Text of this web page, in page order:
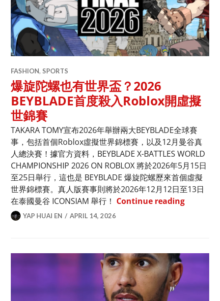
FASHION, SPORTS
爆旋陀螺也有世界盃？2026
BEYBLADE首度殺入Roblox開虛擬
世錦賽
TAKARA TOMY宣布2026年舉辦兩大BEYBLADE全球賽
事，包括首個Roblox虛擬世界錦標賽，以及12月曼谷真
人總決賽！據官方資料，BEYBLADE X-BATTLES WORLD
CHAMPIONSHIP 2026 ON ROBLOX 將於2026年5月15日
至25日舉行，這也是 BEYBLADE 爆旋陀螺歷來首個虛擬
世界錦標賽。真人版賽事則將於2026年12月12日至13日
在泰國曼谷 ICONSIAM 舉行！ Continue reading爆旋陀螺
YAP HUAI EN APRIL 14, 2026